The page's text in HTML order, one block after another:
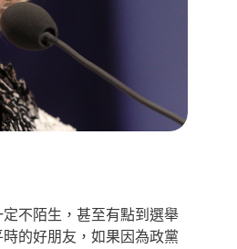
不陌生，甚至有點到選舉
的好朋友，如果因為政黨